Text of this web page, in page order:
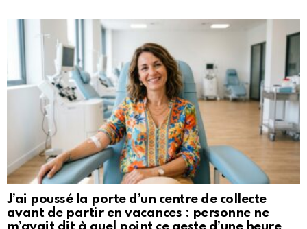
J’ai poussé la porte d’un centre de collecte
avant de partir en vacances : personne ne